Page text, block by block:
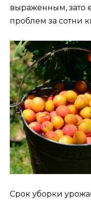
выраженным, зато
проблем за сотни
Срок уборки